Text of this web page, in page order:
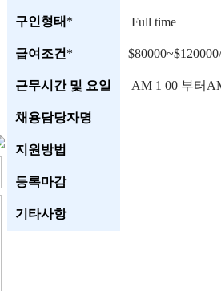
구인형태 * Full time
급여조건 *
근무시간 및 요일 AM 1 00 부터
채용담당자명
지원방법
등록마감
기타사항